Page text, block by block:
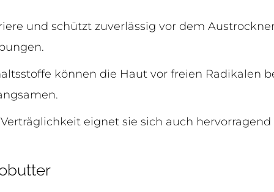
und schützt zuverlässig vor dem
können die Haut vor freien Radikalen
eignet sie sich auch